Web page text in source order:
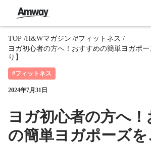
TOP H&Wマガジン #フィットネス
ヨガ初心者の方へ！おすすめの簡単ヨガポ
り】
#フィットネス
2024年7月31日
ヨガ初心者の方へ
の簡単ヨガポーズ